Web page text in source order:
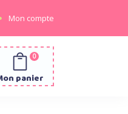
Mon compte
panier
0